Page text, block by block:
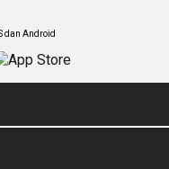
dan Android